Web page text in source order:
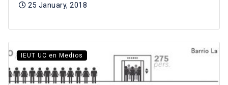
25 January, 2018
IEUT UC en Medios